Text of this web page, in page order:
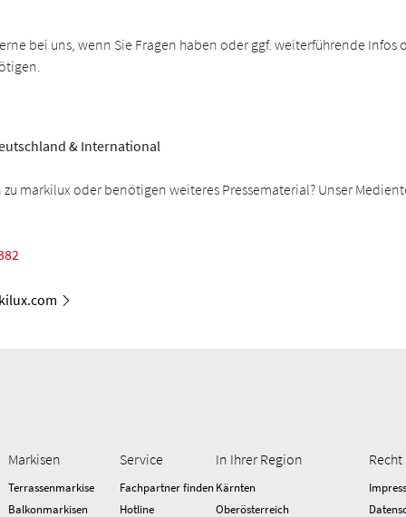
bei uns, wenn Sie Fragen haben oder ggf. weiterführende Infos
& International
zu markilux oder benötigen weiteres Pressematerial? Unser
Markisen
Terrassenmarkise
Balkonmarkisen
Service
Fachpartner finden
Hotline
In Ihrer Region
Kärnten
Oberösterreich
Recht